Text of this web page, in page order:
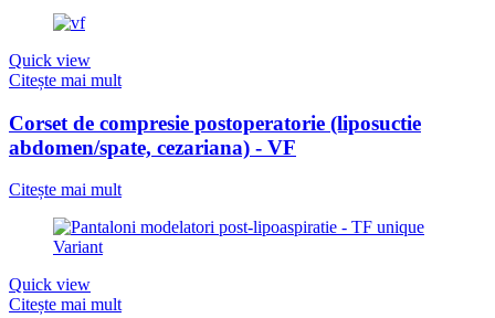
Quick view
Citește mai mult
Corset de compresie postoperatorie (liposuctie
abdomen/spate, cezariana) - VF
Citește mai mult
Quick view
Citește mai mult